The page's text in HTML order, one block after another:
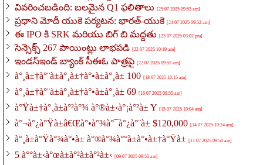
వివరించబడింది: బలమైన Q1 ఫలితాలు [25 07 2025 09:53 am]
ప్రధాని మోదీ యుకె పర్యటన: భారత్-యుకె [24 07 2025 09:52 am]
ఈ IPO కి SRK మరియు బిగ్ బి మద్దతు [23 07 2025 03:02 pm]
సెన్సెక్స్ 267 పాయింట్లు లాభపడి [22 07 2025 10:19 am]
ఇండస్ఇండ్ బ్యాంక్ సీఈఓ పాత్రపై [22 07 2025 09:57 am]
à°¸à±†à°¨à±à°¸à±†à°•à±à°¸à± 100 [18 07 2025 10:15 am]
à°¸à±†à°¨à±à°¸à±†à°•à±à°¸à± 69 [16 07 2025 09:55 am]
à°Ÿà±†à°¸à±à°²à°¾ à°®à±‹à°¡à°²à± Y [15 07 2025 10:04 am]
à°¬à°¿à°Ÿà±â€Œà°•à°¾à°¯à°¿à°¨à± $120,000 [14 07 2025 10:24 am]
à°¸à±à°Ÿà°¾à°•à± à°®à°¾à°°à±à°•à±†à°Ÿà± [11 07 2025 09:50 am]
5 à°°à±‹à°œà±à°²à±à°²à±‹ [09 07 2025 09:55 am]